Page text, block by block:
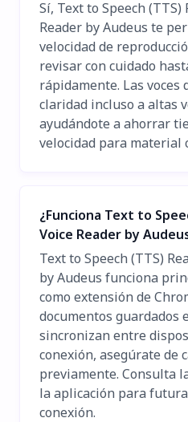
Sí, Text to Speech (TTS)
Reader by Audeus te
velocidad de
revisar con cuidado
rápidamente. Las voces
claridad incluso a altas
ayudándote a ahorrar
velocidad para material
¿Funciona Text to
Voice Reader by
Text to Speech (TTS)
by Audeus funciona
como extensión de
documentos guardados
sincronizan entre
conexión, asegúrate de
previamente. Consulta
la aplicación para
conexión.